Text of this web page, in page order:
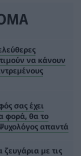
να κάνουν
σας έχει
φορά, θα το
απαντά
με τις